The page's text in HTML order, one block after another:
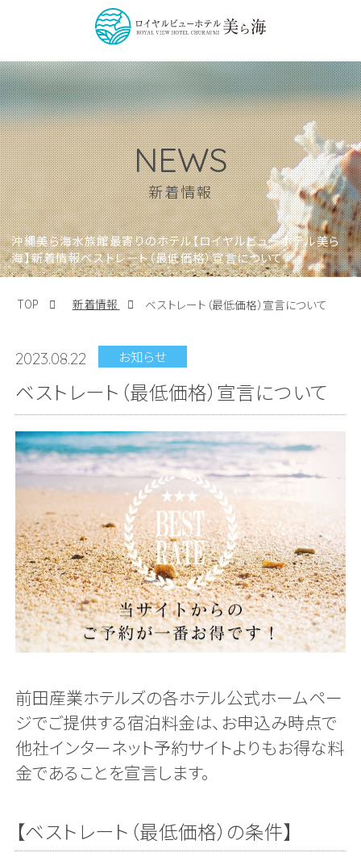
NEWS
新着情報
沖縄美ら海水族館最寄りのホテル【ロイヤルビューホテル美ら
海】新着情報ベストレート（最低価格）宣言について
TOP 新着情報 ベストレート（最低価格）宣言について
2023.08.22 お知らせ
ベストレート（最低価格）宣言について
前田産業ホテルズの各ホテル公式ホームペー
ジでご提供する宿泊料金は、お申込み時点で
他社インターネット予約サイトよりもお得な料
金であることを宣言します。
【ベストレート（最低価格）の条件】